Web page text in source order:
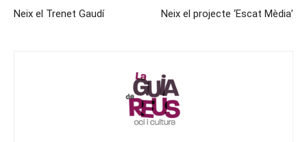
Neix el Trenet Gaudí Neix el projecte ‘Escat Mèdia’